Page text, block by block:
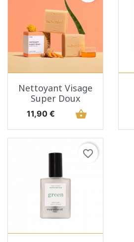
Nettoyant Visage
Super Doux
Prix
11,90 € shopping_basket
favorite_border